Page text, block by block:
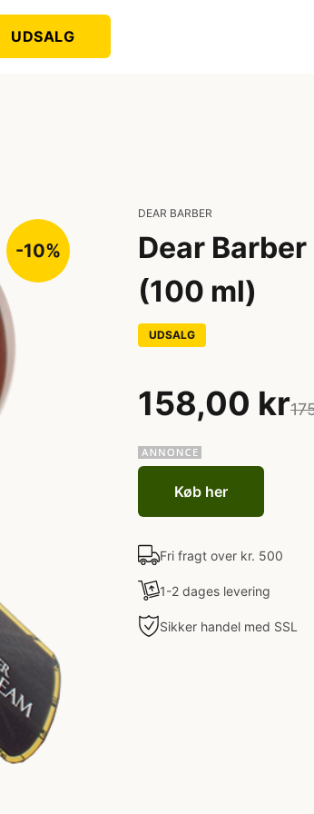
UDSALG
-10%
DEAR BARBER
Dear
(100 ml)
UDSALG
158,00 kr
Køb her
Fri fragt over kr. 500
1-2 dages levering
Sikker handel med SSL